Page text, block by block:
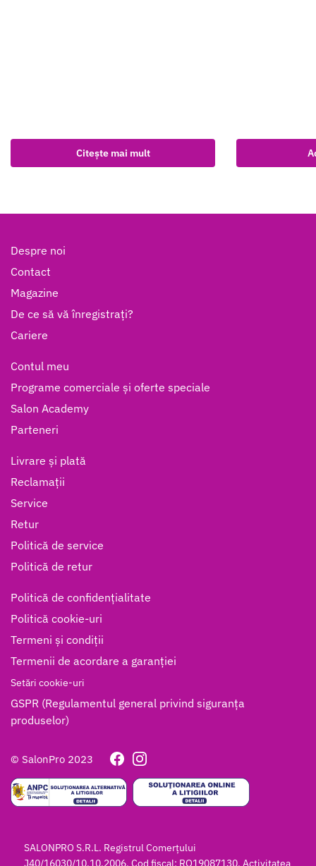
Citește mai mult
Despre noi
Contact
Magazine
De ce să vă înregistrați?
Cariere
Contul meu
Programe comerciale și oferte speciale
Salon Academy
Parteneri
Livrare și plată
Reclamații
Service
Retur
Politică de service
Politică de retur
Politică de confidențialitate
Politică cookie-uri
Termeni și condiții
Termenii de acordare a garanției
Setări cookie-uri
GSPR (Regulamentul general privind siguranța
produselor)
© SalonPro 2023
SALONPRO S.R.L. Registrul Comerțului
J40/16030/10.10.2006, Cod fiscal: RO19087130, Activitatea